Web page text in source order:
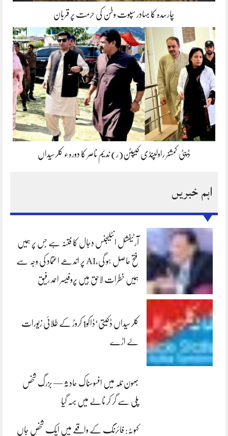
چارسدہ کا بہادر سپوت وطن کی حرمت پر قربان
ڈپٹی کمشنر راولپنڈی کیپٹن(ر) ندیم ناصر کا دورہء کلرسیداں
اہم خبریں
آرٹیفشل انٹلیجنس دجال کا فتنہ ہے جس پر ہمیں
فتح حاصل ہو گی،AI پر اندھے اعتماد کی وجہ سے
ہمیں خطرات لاحق ہیں پروفیسر احمد رفیق
کلرسیداں ڈکیتی‘ڈاکو1 کروڑ کے طلائی زیورات
لے اڑے
بھون نلہ میں افسوسناک حادثہ — بزرگ شخص
پلی سے گر کر نالے میں بہہ گیا
کہوٹہ: فائرنگ کے واقعے میں ایک شخص جاں